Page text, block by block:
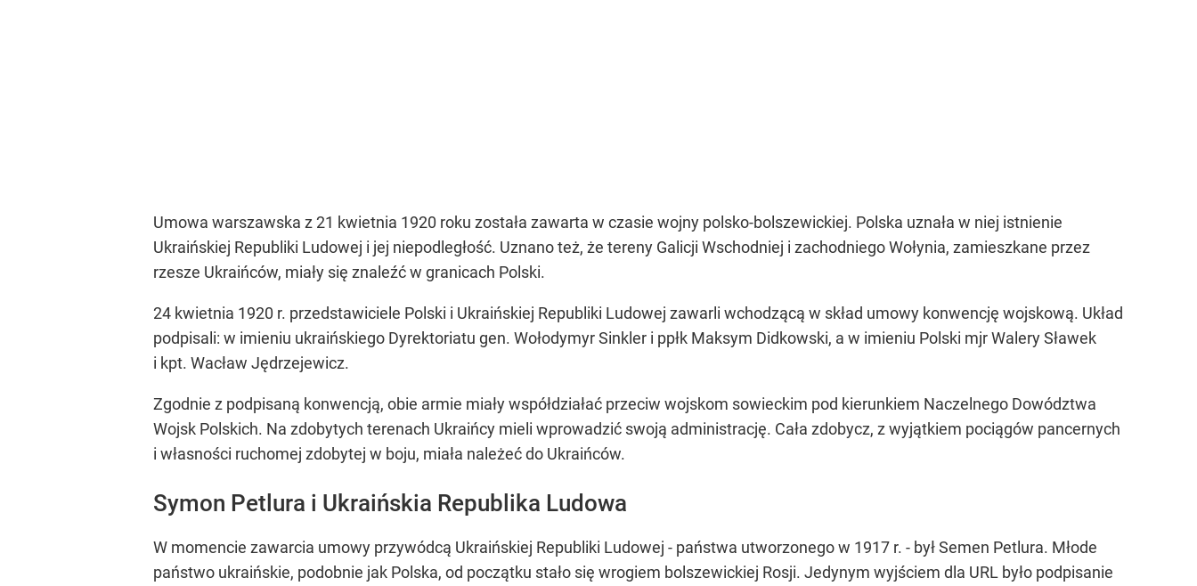
Umowa warszawska z 21 kwietnia 1920 roku została zawarta w czasie wojny polsko-bolszewickiej. Polska uznała w niej istnienie
Ukraińskiej Republiki Ludowej i jej niepodległość. Uznano też, że tereny Galicji Wschodniej i zachodniego Wołynia, zamieszkane przez
rzesze Ukraińców, miały się znaleźć w granicach Polski.
24 kwietnia 1920 r. przedstawiciele Polski i Ukraińskiej Republiki Ludowej zawarli wchodzącą w skład umowy konwencję wojskową. Układ
podpisali: w imieniu ukraińskiego Dyrektoriatu gen. Wołodymyr Sinkler i ppłk Maksym Didkowski, a w imieniu Polski mjr Walery Sławek
i kpt. Wacław Jędrzejewicz.
Zgodnie z podpisaną konwencją, obie armie miały współdziałać przeciw wojskom sowieckim pod kierunkiem Naczelnego Dowództwa
Wojsk Polskich. Na zdobytych terenach Ukraińcy mieli wprowadzić swoją administrację. Cała zdobycz, z wyjątkiem pociągów pancernych
i własności ruchomej zdobytej w boju, miała należeć do Ukraińców.
Symon Petlura i Ukraińskia Republika Ludowa
W momencie zawarcia umowy przywódcą Ukraińskiej Republiki Ludowej - państwa utworzonego w 1917 r. - był Semen Petlura. Młode
państwo ukraińskie, podobnie jak Polska, od początku stało się wrogiem bolszewickiej Rosji. Jedynym wyjściem dla URL było podpisanie